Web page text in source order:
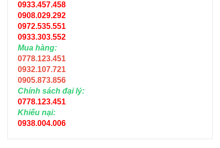
0933.457.458
0908.029.292
0972.535.551
0933.303.552
Mua hàng:
0778.123.451
0932.107.721
0905.873.856
Chính sách đại lý:
0778.123.451
Khiếu nại:
0938.004.006